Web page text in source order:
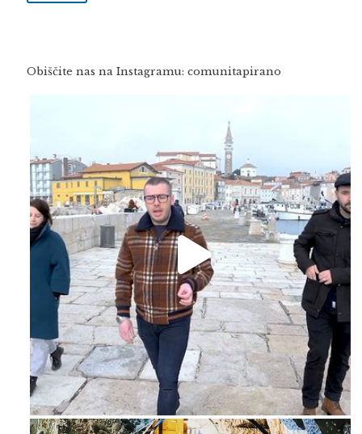
Obiščite nas na Instagramu: comunitapirano
Feb 16